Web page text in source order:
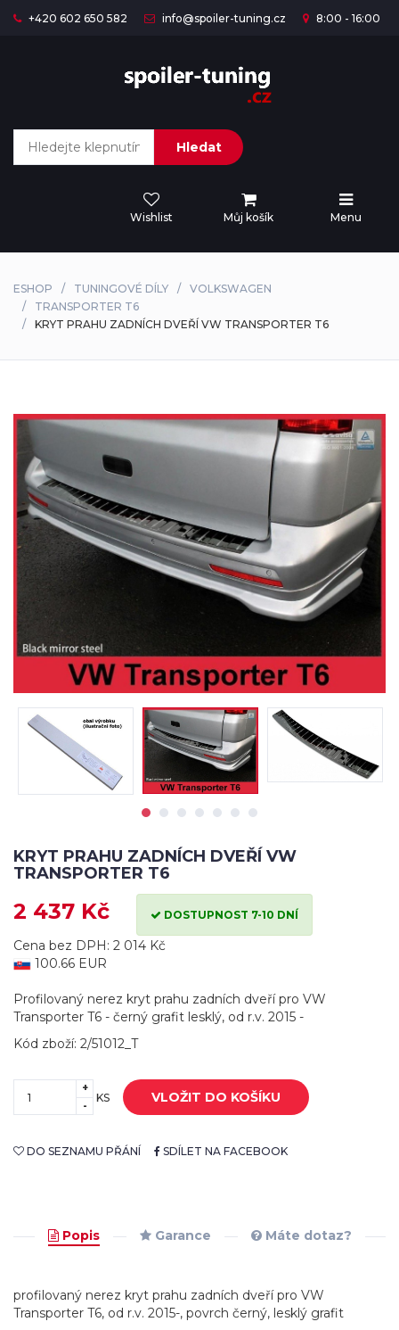
+420 602 650 582 info@spoiler-tuning.cz 8:00 - 16:00
Hledat
Wishlist Můj košík Menu
ESHOP TUNINGOVÉ DÍLY
VOLKSWAGEN
TRANSPORTER T6
KRYT PRAHU ZADNÍCH DVEŘÍ VW TRANSPORTER T6
KRYT PRAHU ZADNÍCH DVEŘÍ VW
TRANSPORTER T6
2 437 Kč DOSTUPNOST 7-10 DNÍ
Cena bez DPH: 2 014 Kč
100.66 EUR
Profilovaný nerez kryt prahu zadních dveří pro VW
Transporter T6 - černý grafit lesklý, od r.v. 2015 -
Kód zboží: 2/51012_T
+
-
KS VLOŽIT DO KOŠÍKU
DO SEZNAMU PŘÁNÍ SDÍLET NA FACEBOOK
Popis Garance Máte dotaz?
profilovaný nerez kryt prahu zadních dveří pro VW
Transporter T6, od r.v. 2015-, povrch černý, lesklý grafit